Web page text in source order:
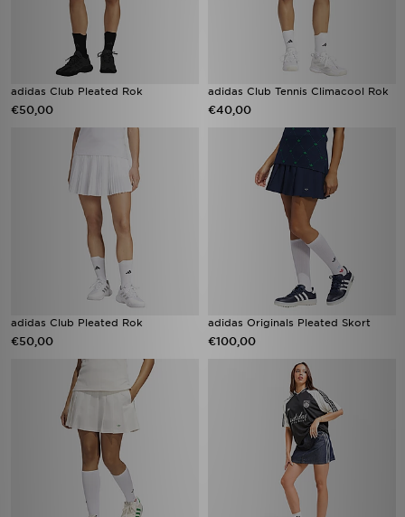
adidas Club Pleated Rok
€50,00
adidas Club Tennis Climacool Rok
€40,00
adidas Club Pleated Rok
€50,00
adidas Originals Pleated Skort
€100,00